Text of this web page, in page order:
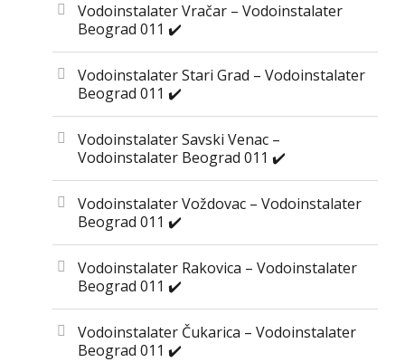
Vodoinstalater Vračar – Vodoinstalater
Beograd 011 ✔️
Vodoinstalater Stari Grad – Vodoinstalater
Beograd 011 ✔️
Vodoinstalater Savski Venac –
Vodoinstalater Beograd 011 ✔️
Vodoinstalater Voždovac – Vodoinstalater
Beograd 011 ✔️
Vodoinstalater Rakovica – Vodoinstalater
Beograd 011 ✔️
Vodoinstalater Čukarica – Vodoinstalater
Beograd 011 ✔️